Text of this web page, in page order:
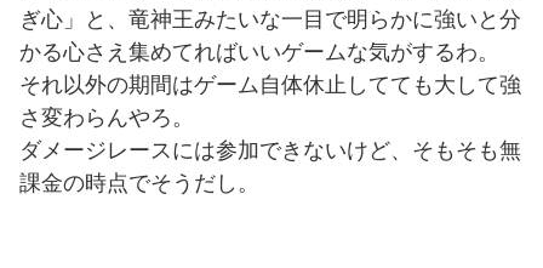
ぎ心」と、竜神王みたいな一目で明らかに強いと分
かる心さえ集めてればいいゲームな気がするわ。
それ以外の期間はゲーム自体休止してても大して強
さ変わらんやろ。
ダメージレースには参加できないけど、そもそも無
課金の時点でそうだし。